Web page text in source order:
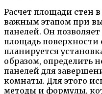
Расчет площади стен
важным этапом при
панелей. Он
площадь поверхности
планируется
образом, определить
панелей для
комнаты. Для этого
методы и формулы,